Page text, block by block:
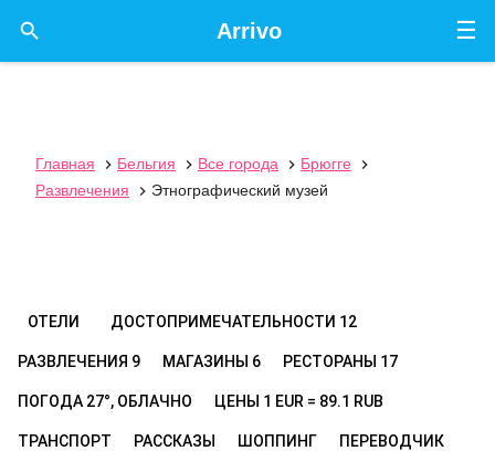
☰
Arrivo

Главная  Бельгия  Все города  Брюгге

Развлечения
 Этнографический музей
ОТЕЛИ ДОСТОПРИМЕЧАТЕЛЬНОСТИ 12
РАЗВЛЕЧЕНИЯ 9 МАГАЗИНЫ 6 РЕСТОРАНЫ 17
ПОГОДА 27°, ОБЛАЧНО ЦЕНЫ 1 EUR = 89.1 RUB
ТРАНСПОРТ РАССКАЗЫ ШОППИНГ ПЕРЕВОДЧИК